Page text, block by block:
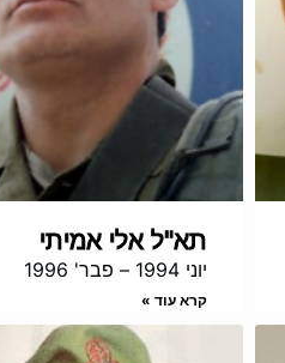
תא"ל אלי אמיתי
יוני 1994 – פבר' 1996
קרא עוד »